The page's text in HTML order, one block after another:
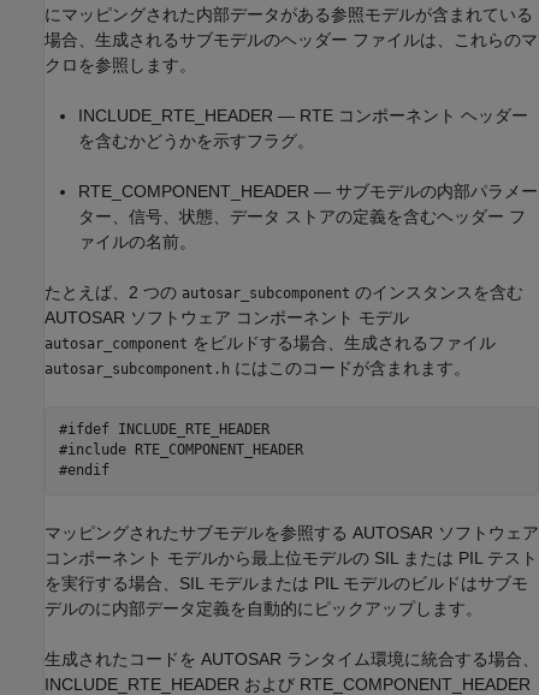
にマッピングされた内部データがある参照モデルが含まれている
場合、生成されるサブモデルのヘッダー ファイルは、これらのマ
クロを参照します。
INCLUDE_RTE_HEADER — RTE コンポーネント ヘッダー
を含むかどうかを示すフラグ。
RTE_COMPONENT_HEADER — サブモデルの内部パラメー
ター、信号、状態、データ ストアの定義を含むヘッダー フ
ァイルの名前。
たとえば、2 つの autosar_subcomponent のインスタンスを含む
AUTOSAR ソフトウェア コンポーネント モデル
autosar_component をビルドする場合、生成されるファイル
autosar_subcomponent.h にはこのコードが含まれます。
#ifdef INCLUDE_RTE_HEADER
#include RTE_COMPONENT_HEADER
#endif
マッピングされたサブモデルを参照する AUTOSAR ソフトウェア
コンポーネント モデルから最上位モデルの SIL または PIL テスト
を実行する場合、SIL モデルまたは PIL モデルのビルドはサブモ
デルのに内部データ定義を自動的にピックアップします。
生成されたコードを AUTOSAR ランタイム環境に統合する場合、
INCLUDE_RTE_HEADER および RTE_COMPONENT_HEADER